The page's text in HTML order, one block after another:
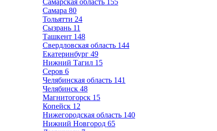
Самарская область 155
Самара 80
Тольятти 24
Сызрань 11
Ташкент 148
Свердловская область 144
Екатеринбург 49
Нижний Тагил 15
Серов 6
Челябинская область 141
Челябинск 48
Магнитогорск 15
Копейск 12
Нижегородская область 140
Нижний Новгород 65